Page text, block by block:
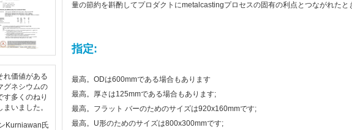
れ価値がある
グネシウムの
す多くのねり
いました。
Kurniawan氏
量の節約を斟酌してプロダクトにmetalcastingプロセスの固有の利点とつながれたと
指定:
最高。ODは600mmである場合もあります
最高。厚さは125mmである場合もあります;
最高。フラット バーのためのサイズは920x160mmです;
最高。U形のためのサイズは800x300mmです;